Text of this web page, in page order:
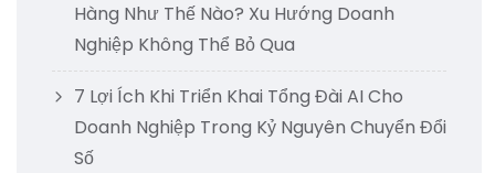
Hàng Như Thế Nào? Xu Hướng Doanh
Nghiệp Không Thể Bỏ Qua
7 Lợi Ích Khi Triển Khai Tổng Đài AI Cho
Doanh Nghiệp Trong Kỷ Nguyên Chuyển Đổi
Số